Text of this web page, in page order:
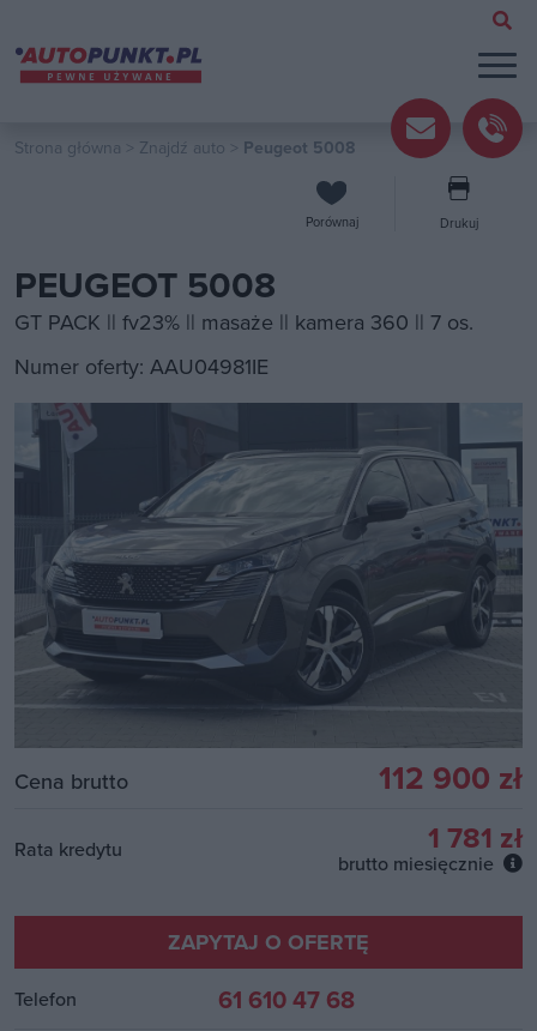
Strona główna > Znajdź auto > Peugeot 5008
Porównaj Drukuj
PEUGEOT 5008
GT PACK || fv23% || masaże || kamera 360 || 7 os.
Numer oferty: AAU04981IE
Cena brutto 112 900 zł
Rata kredytu 1 781 zł
brutto miesięcznie
ZAPYTAJ O OFERTĘ
Telefon 61 610 47 68